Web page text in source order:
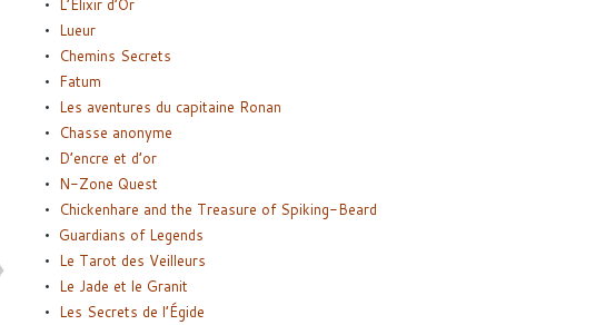
Lueur
Chemins Secrets
Fatum
Les aventures du capitaine Ronan
Chasse anonyme
D’encre et d’or
N-Zone Quest
Chickenhare and the Treasure of Spiking-Beard
Guardians of Legends
Le Tarot des Veilleurs
Le Jade et le Granit
Les Secrets de l’Égide